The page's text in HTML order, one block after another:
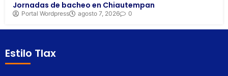
Jornadas de bacheo en Chiautempan
Portal Wordpress agosto 7, 2026 0
Estilo Tlax